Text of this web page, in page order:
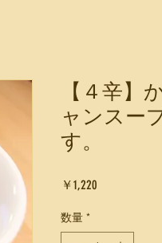
【４辛】
ャンスー
す。
￥1,220
数量 *